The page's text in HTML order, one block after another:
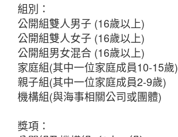
組別：
公開組雙人男子 (16歲以上)
公開組雙人女子 (16歲以上)
公開組男女混合 (16歲以上)
家庭組(其中一位家庭成員10-15歲)
親子組(其中一位家庭成員2-9歲)
機構組(與海事相關公司或團體)
獎項：